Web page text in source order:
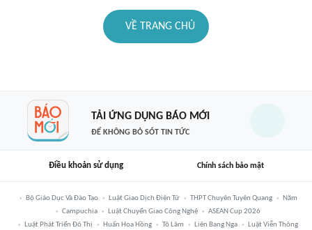
VỀ TRANG CHỦ
TẢI ỨNG DỤNG BÁO MỚI
ĐỂ KHÔNG BỎ SÓT TIN TỨC
Điều khoản sử dụng Chính sách bảo mật
Bộ Giáo Dục Và Đào Tạo Luật Giao Dịch Điện Tử THPT Chuyên Tuyên Quang
Năm
Campuchia
Luật Chuyển Giao Công Nghệ
ASEAN Cup 2026
Luật Phát Triển Đô Thị
Huấn Hoa Hồng Tô Lâm Liên Bang Nga
Luật Viễn Thông